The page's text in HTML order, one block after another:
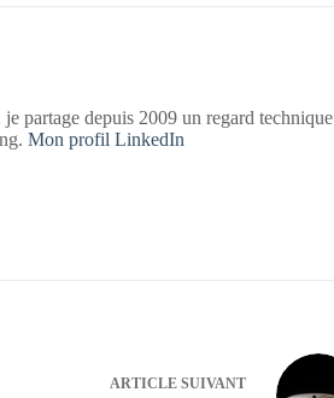
partage depuis 2009 un regard technique
Mon profil LinkedIn
ARTICLESUIVANT